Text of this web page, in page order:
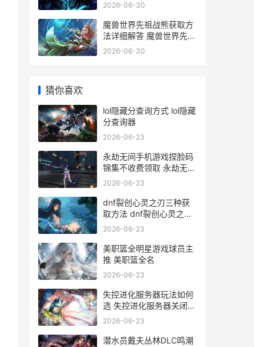
2026-06-30
魔兽世界先祖战熊获取方
法详细解答 魔兽世界先祖
之地在哪
2026-06-30
猜你喜欢
lol隐藏分查询方式 lol隐藏
分查询器
2026-06-23
永劫无间手机游戏捏脸码
锦集不收费领取 永劫无间
手机游戏如何投屏
2026-06-23
dnf裂创心灵之刃三种获
取方法 dnf裂创心灵之刃
哪里爆
2026-06-23
美职篮全明星游戏球员主
推 美职篮全名
2026-06-23
失控进化服务器玩法如何
选 失控进化服务器关闭是
什么意思
2026-06-23
潜水员戴夫丛林DLC鸣潮